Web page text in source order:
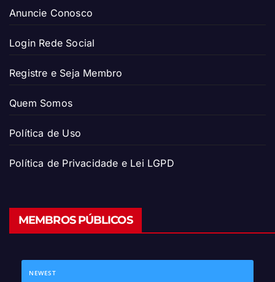
Anuncie Conosco
Login Rede Social
Registre e Seja Membro
Quem Somos
Política de Uso
Política de Privacidade e Lei LGPD
MEMBROS PÚBLICOS
NEWEST